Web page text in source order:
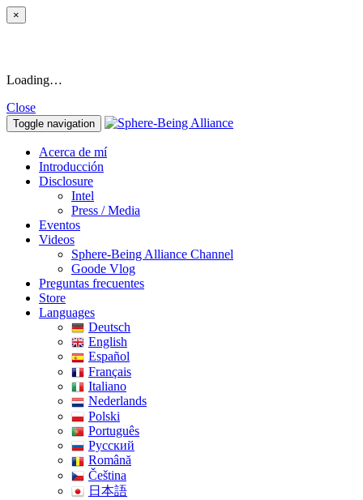
×
Loading…
Close
Toggle navigation
Acerca de mí
Introducción
Disclosure
Intel
Press / Media
Eventos
Videos
Sphere-Being Alliance Channel
Goode Vlog
Preguntas frecuentes
Store
Languages
Deutsch
English
Español
Français
Italiano
Nederlands
Polski
Português
Pусский
Română
Čeština
日本語